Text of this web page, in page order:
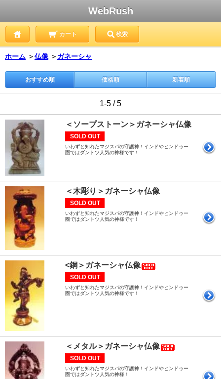
WebRush
カート 検索
ホーム ＞仏像 ＞ ガネーシャ
おすすめ順 価格順 新着順
1-5 / 5
＜ソープストーン＞ガネーシャ仏像
SOLD OUT
いわずと知れたマジスパの守護神！インドやヒンドゥー
圏ではダントツ人気の神様です！
＜木彫り＞ガネーシャ仏像
SOLD OUT
いわずと知れたマジスパの守護神！インドやヒンドゥー
圏ではダントツ人気の神様です！
<銅＞ガネーシャ仏像
SOLD OUT
いわずと知れたマジスパの守護神！インドやヒンドゥー
圏ではダントツ人気の神様です！
＜メタル＞ガネーシャ仏像
SOLD OUT
いわずと知れたマジスパの守護神！インドやヒンドゥー
圏ではダントツ人気の神様！